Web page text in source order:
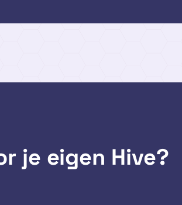
je eigen Hive?